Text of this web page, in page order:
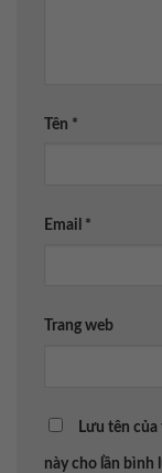
Tên *
Email *
Trang web
Lưu tên
này cho lần bình